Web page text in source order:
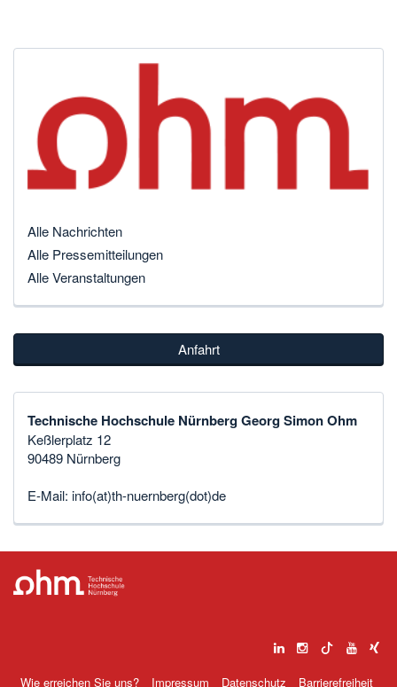
Alle Nachrichten
Alle Pressemitteilungen
Alle Veranstaltungen
Anfahrt
Technische Hochschule Nürnberg Georg Simon Ohm
Keßlerplatz 12
90489 Nürnberg
E-Mail: info(at)th-nuernberg(dot)de
Wie erreichen Sie uns? Impressum Datenschutz Barrierefreiheit